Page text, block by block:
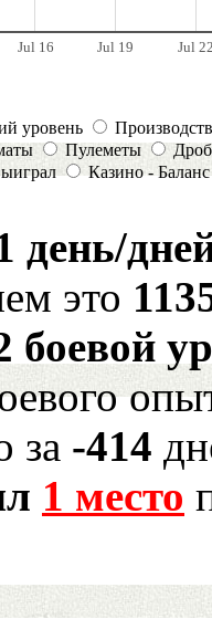
Jul 16 Jul 19 Jul
уровень
Пулеметы
Казино - Баланс
день/
это
боевой
за -414
1 место